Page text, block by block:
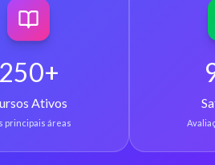
250+
Ativos
principais áreas